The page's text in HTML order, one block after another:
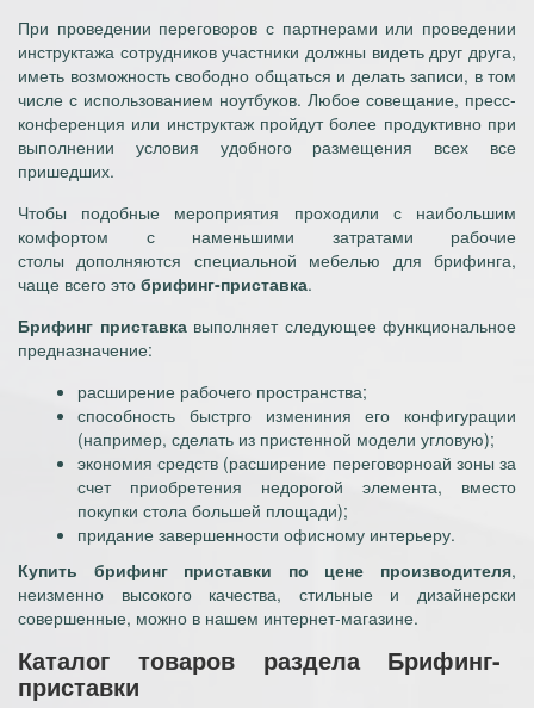
При проведении переговоров с партнерами или проведении
инструктажа сотрудников участники должны видеть друг друга,
иметь возможность свободно общаться и делать записи, в том
числе с использованием ноутбуков. Любое совещание, пресс-
конференция или инструктаж пройдут более продуктивно при
выполнении условия удобного размещения всех все
пришедших.
Чтобы подобные мероприятия проходили с наибольшим
комфортом с наменьшими затратами рабочие
столы дополняются специальной мебелью для брифинга,
чаще всего это брифинг-приставка.
Брифинг приставкавыполняет следующее функциональное
предназначение:
расширение рабочего пространства;
способность быстрго измениния его конфигурации
(например, сделать из пристенной модели угловую);
экономия средств (расширение переговорноай зоны за
счет приобретения недорогой элемента, вместо
покупки стола большей площади);
придание завершенности офисному интерьеру.
Купить брифинг приставки по цене производителя,
неизменно высокого качества, стильные и дизайнерски
совершенные, можно в нашем интернет-магазине.
Каталог товаров раздела Брифинг-
приставки